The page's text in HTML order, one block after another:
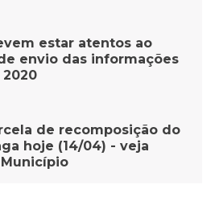
estar atentos ao
envio das informações
2020
de recomposição do
hoje (14/04) - veja